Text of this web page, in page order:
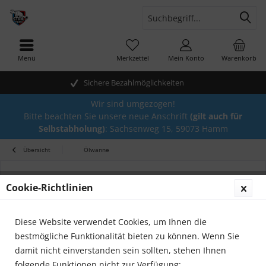
Sichere Bezahlmöglichkeiten
Warenkorb
Merkzettel Mein Konto
Menü
Wir sind umgezogen!
Bitte beachten Sie unsere neue Anschrift (gilt auch für
Selbstabholung): Sachsenweg 15, 59073 Hamm
Übersicht Ölwanne
Cookie-Richtlinien
Diese Website verwendet Cookies, um Ihnen die
bestmögliche Funktionalität bieten zu können. Wenn Sie
damit nicht einverstanden sein sollten, stehen Ihnen